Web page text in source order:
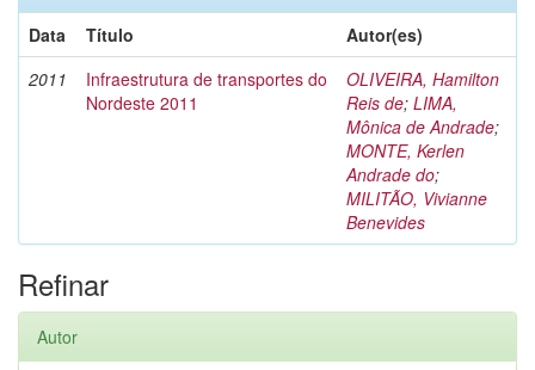
Data
Título
Autor(es)
2011
Infraestrutura de transportes do
Nordeste 2011
OLIVEIRA, Hamilton
Reis de; LIMA,
Mônica de Andrade;
MONTE, Kerlen
Andrade do;
MILITÃO, Vivianne
Benevides
Refinar
Autor